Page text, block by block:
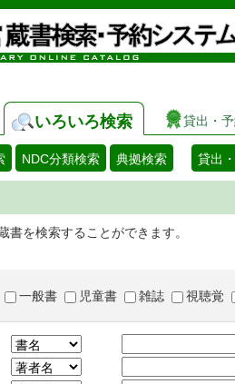
いろいろ検索 貸出・
NDC分類検索 典拠検索 貸出
書を検索することができます。
一般書 児童書 雑誌 視聴覚